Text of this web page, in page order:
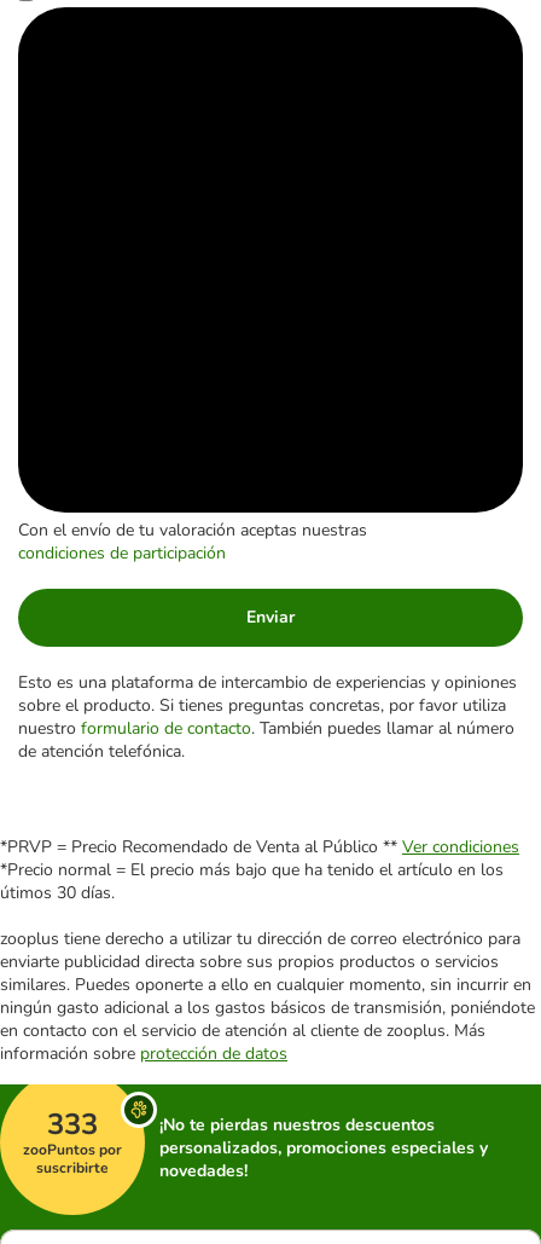
Con el envío de tu valoración aceptas nuestras
condiciones de participación
Enviar
Esto es una plataforma de intercambio de experiencias y opiniones
sobre el producto. Si tienes preguntas concretas, por favor utiliza
nuestro formulario de contacto. También puedes llamar al número
de atención telefónica.
*PRVP = Precio Recomendado de Venta al Público ** Ver condiciones
*Precio normal = El precio más bajo que ha tenido el artículo en los
útimos 30 días.
zooplus tiene derecho a utilizar tu dirección de correo electrónico para
enviarte publicidad directa sobre sus propios productos o servicios
similares. Puedes oponerte a ello en cualquier momento, sin incurrir en
ningún gasto adicional a los gastos básicos de transmisión, poniéndote
en contacto con el servicio de atención al cliente de zooplus. Más
información sobre protección de datos
333
zooPuntos por
suscribirte
¡No te pierdas nuestros descuentos
personalizados, promociones especiales y
novedades!